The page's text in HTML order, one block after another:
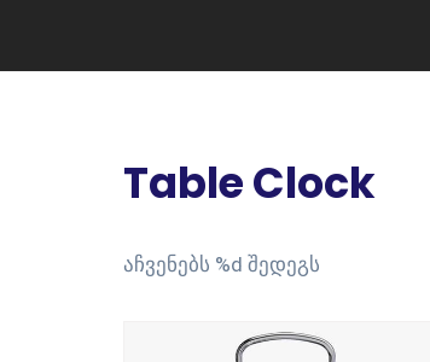
Table Clock
აჩვენებს %d შედეგს